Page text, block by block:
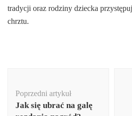
tradycji oraz rodziny dziecka
chrztu.
Poprzedni artykuł
Jak się ubrać na galę